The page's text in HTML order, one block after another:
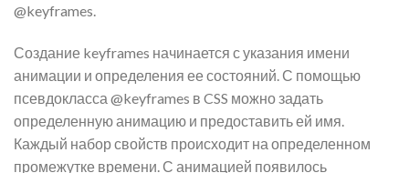
@keyframes.
Создание keyframes начинается с указания имени
анимации и определения ее состояний. С помощью
псевдокласса @keyframes в CSS можно задать
определенную анимацию и предоставить ей имя.
Каждый набор свойств происходит на определенном
промежутке времени. С анимацией появилось